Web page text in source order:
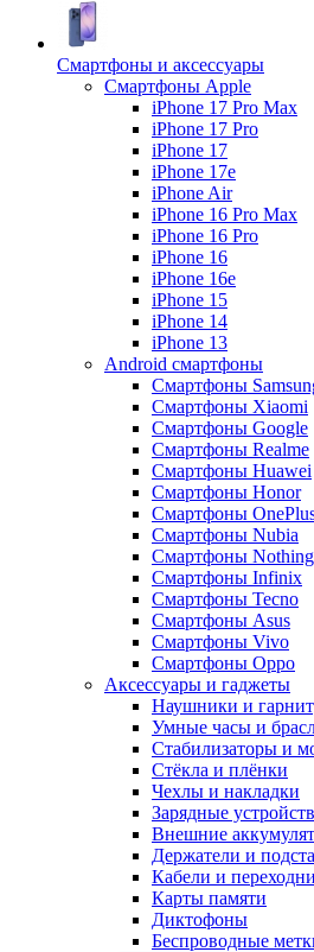
Смартфоны и аксессуары
Смартфоны Apple
iPhone 17 Pro Max
iPhone 17 Pro
iPhone 17
iPhone 17e
iPhone Air
iPhone 16 Pro Max
iPhone 16 Pro
iPhone 16
iPhone 16e
iPhone 15
iPhone 14
iPhone 13
Android cмартфоны
Смартфоны
Смартфоны Xiaomi
Смартфоны Google
Смартфоны Realme
Смартфоны Huawei
Смартфоны Honor
Смартфоны
Смартфоны Nubia
Смартфоны
Смартфоны Infinix
Смартфоны Tecno
Смартфоны Asus
Смартфоны Vivo
Смартфоны Oppo
Аксессуары и гаджеты
Наушники и
Умные часы и
Стабилизаторы и
Стёкла и плёнки
Чехлы и накладки
Зарядные
Внешние
Держатели и
Кабели и
Карты памяти
Диктофоны
Беспроводные